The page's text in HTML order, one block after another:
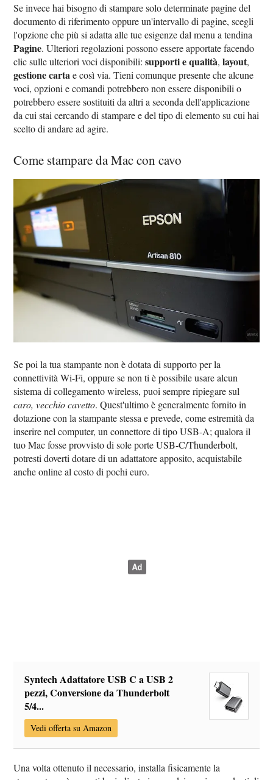
Se invece hai bisogno di stampare solo determinate pagine del
documento di riferimento oppure un'intervallo di pagine, scegli
l'opzione che più si adatta alle tue esigenze dal menu a tendina
Pagine. Ulteriori regolazioni possono essere apportate facendo
clic sulle ulteriori voci disponibili:supporti e qualità,layout,
gestione cartae così via. Tieni comunque presente che alcune
voci, opzioni e comandi potrebbero non essere disponibili o
potrebbero essere sostituiti da altri a seconda dell'applicazione
da cui stai cercando di stampare e del tipo di elemento su cui hai
scelto di andare ad agire.
Come stampare da Mac con cavo
Se poi la tua stampante non è dotata di supporto per la
connettività Wi-Fi, oppure se non ti è possibile usare alcun
sistema di collegamento wireless, puoi sempre ripiegare sul
caro, vecchio cavetto. Quest'ultimo è generalmente fornito in
dotazione con la stampante stessa e prevede, come estremità da
inserire nel computer, un connettore di tipo USB-A; qualora il
tuo Mac fosse provvisto di sole porte USB-C/Thunderbolt,
potresti doverti dotare di un adattatore apposito, acquistabile
anche online al costo di pochi euro.
Syntech Adattatore USB C a USB 2
pezzi, Conversione da Thunderbolt
5/4...
Vedi offerta su Amazon
Una volta ottenuto il necessario, installa fisicamente la